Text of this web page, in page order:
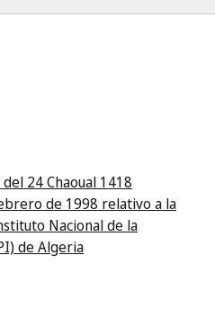
24 Chaoual 1418
de 1998 relativo a la
Nacional de la
de Algeria